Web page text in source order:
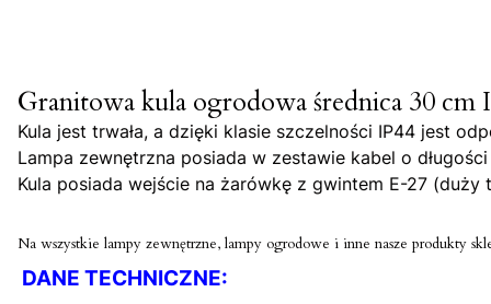
Granitowa kula ogrodowa średnica 30 cm
Kula jest trwała, a dzięki klasie szczelności IP44 jest
Lampa zewnętrzna posiada w zestawie kabel o
Kula posiada wejście na żarówkę z gwintem E-27
Na wszystkie lampy zewnętrzne, lampy ogrodowe i inne nasze produkty
DANE TECHNICZNE: